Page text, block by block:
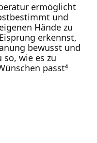
ermöglicht
und
Hände zu
erkennst,
bewusst und
wie es zu
passt4